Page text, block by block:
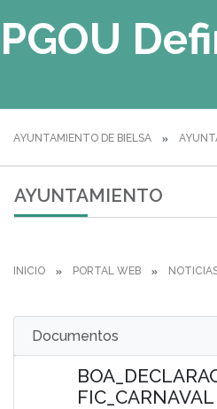
PGOU
AYUNTAMIENTO DE BIELSA
AYUNTAMIENTO
INICIO PORTAL WEB
Documentos